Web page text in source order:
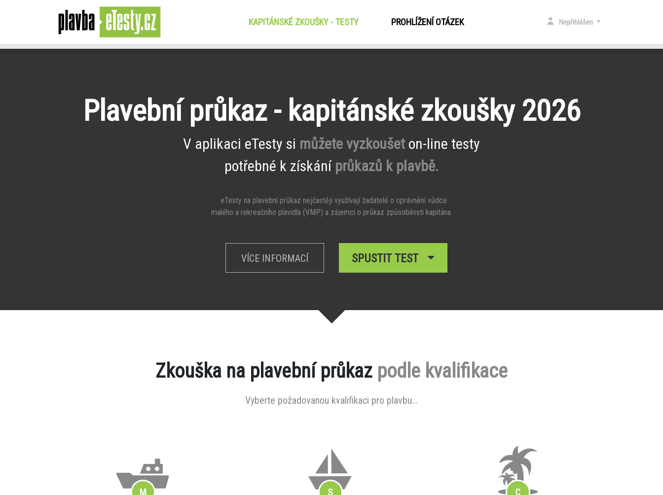
KAPITÁNSKÉ ZKOUŠKY - TESTY(CURRENT)PROHLÍŽENÍ OTÁZEK Nepřihlášen
Plavební průkaz - kapitánské zkoušky 2026
V aplikaci eTesty si můžete vyzkoušet on-line testy
potřebné k získání průkazů k plavbě.
eTesty na plavební průkaz nejčastěji využívají žadatelé o oprávnění vůdce
malého a rekreačního plavidla (VMP) a zájemci o průkaz způsobilosti kapitána.
VÍCE INFORMACÍ SPUSTIT TEST
Zkouška na plavební průkaz podle kvalifikace
Vyberte požadovanou kvalifikaci pro plavbu...